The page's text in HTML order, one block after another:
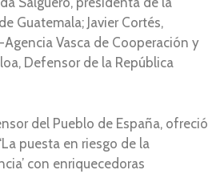
Guatemala; Javier Cortés,
Vasca de Cooperación y
Defensor de la República
del Pueblo de España, ofreció
puesta en riesgo de la
con enriquecedoras